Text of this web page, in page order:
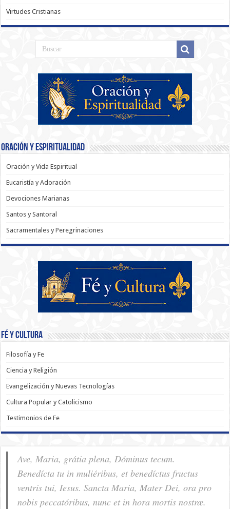
Virtudes Cristianas
Oración y Espiritualidad
Oración y Vida Espiritual
Eucaristía y Adoración
Devociones Marianas
Santos y Santoral
Sacramentales y Peregrinaciones
Fé y Cultura
Filosofía y Fe
Ciencia y Religión
Evangelización y Nuevas Tecnologías
Cultura Popular y Catolicismo
Testimonios de Fe
Ave, Maria, grátia plena, Dóminus tecum.
Benedícta tu in muliéribus, et benedíctus fructus
ventris tui, Iesus. Sancta Maria, Mater Dei, ora pro
nobis pec­ca­tóribus, nunc et in hora mortis nostræ.